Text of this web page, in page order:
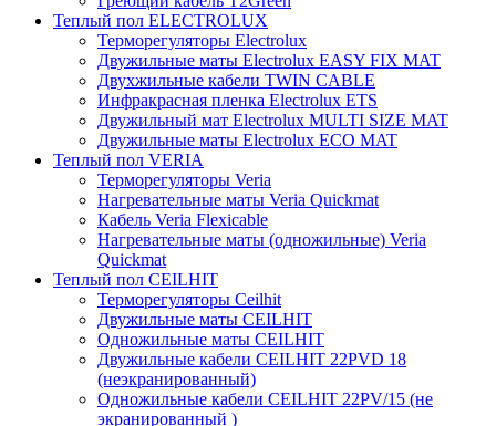
Теплый пол ELECTROLUX
Терморегуляторы Electrolux
Двужильные маты Electrolux EASY FIX MAT
Двухжильные кабели TWIN CABLE
Инфракрасная пленка Electrolux ETS
Двужильный мат Electrolux MULTI SIZE MAT
Двужильные маты Electrolux ECO MAT
Теплый пол VERIA
Терморегуляторы Veria
Нагревательные маты Veria Quickmat
Кабель Veria Flexicable
Нагревательные маты (одножильные) Veria
Quickmat
Теплый пол CEILHIT
Терморегуляторы Ceilhit
Двужильные маты CEILHIT
Одножильные маты CEILHIT
Двужильные кабели CEILHIT 22PVD 18
(неэкранированный)
Одножильные кабели CEILHIT 22PV/15 (не
экранированный )